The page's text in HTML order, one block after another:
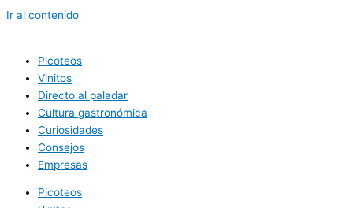
Ir al contenido
Picoteos
Vinitos
Directo al paladar
Cultura gastronómica
Curiosidades
Consejos
Empresas
Picoteos